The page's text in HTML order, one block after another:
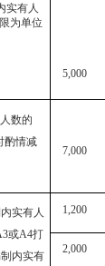
实有人
为单位
5,000
数的
酌情减
7,000
实有人
或A4打
内实有
1,200
2,000